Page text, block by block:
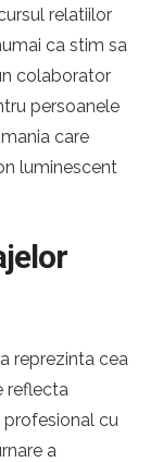
relatiilor
ca stim sa
colaborator
persoanele
care
luminescent
reprezinta cea
reflecta
profesional cu
a